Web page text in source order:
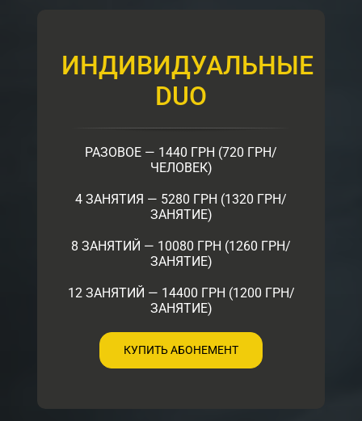
ИНДИВИДУАЛЬНЫЕ
DUO
РАЗОВОЕ — 1440 ГРН (720 ГРН/
ЧЕЛОВЕК)
4 ЗАНЯТИЯ — 5280 ГРН (1320 ГРН/
ЗАНЯТИЕ)
8 ЗАНЯТИЙ — 10080 ГРН (1260 ГРН/
ЗАНЯТИЕ)
12 ЗАНЯТИЙ — 14400 ГРН (1200 ГРН/
ЗАНЯТИЕ)
КУПИТЬ АБОНЕМЕНТ